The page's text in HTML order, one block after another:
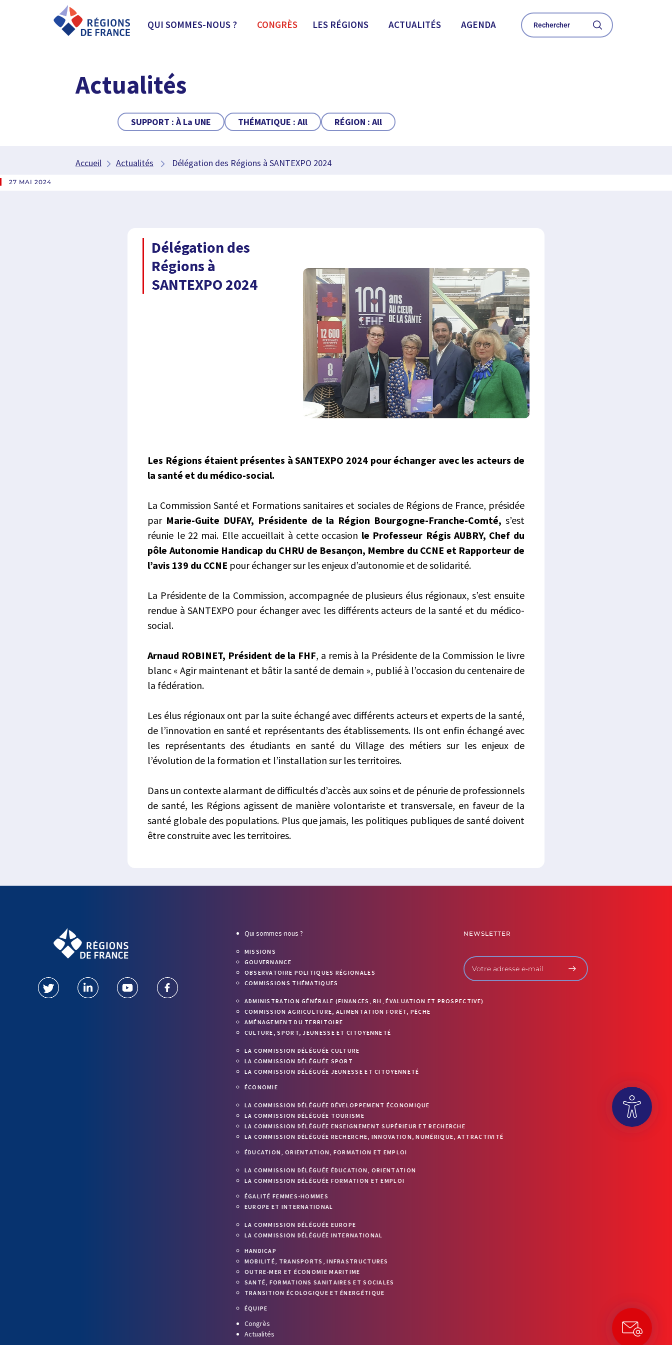
QUI SOMMES-NOUS ? CONGRÈS LES RÉGIONS ACTUALITÉS AGENDA
Actualités
SUPPORT : À La UNE THÉMATIQUE : All RÉGION : All
Accueil Actualités Délégation des Régions à SANTEXPO 2024
27 MAI 2024
Délégation des
Régions à
SANTEXPO 2024
Les Régions étaient présentes à SANTEXPO 2024 pour échanger avec les acteurs de
la santé et du médico-social.
La Commission Santé et Formations sanitaires et sociales de Régions de France, présidée
par Marie-Guite DUFAY, Présidente de la Région Bourgogne-Franche-Comté, s’est
réunie le 22 mai. Elle accueillait à cette occasion le Professeur Régis AUBRY, Chef du
pôle Autonomie Handicap du CHRU de Besançon, Membre du CCNE et Rapporteur de
l’avis 139 du CCNE pour échanger sur les enjeux d’autonomie et de solidarité.
La Présidente de la Commission, accompagnée de plusieurs élus régionaux, s’est ensuite
rendue à SANTEXPO pour échanger avec les différents acteurs de la santé et du médico-
social.
Arnaud ROBINET, Président de la FHF, a remis à la Présidente de la Commission le livre
blanc « Agir maintenant et bâtir la santé de demain », publié à l’occasion du centenaire de
la fédération.
Les élus régionaux ont par la suite échangé avec différents acteurs et experts de la santé,
de l’innovation en santé et représentants des établissements. Ils ont enfin échangé avec
les représentants des étudiants en santé du Village des métiers sur les enjeux de
l’évolution de la formation et l’installation sur les territoires.
Dans un contexte alarmant de difficultés d’accès aux soins et de pénurie de professionnels
de santé, les Régions agissent de manière volontariste et transversale, en faveur de la
santé globale des populations. Plus que jamais, les politiques publiques de santé doivent
être construite avec les territoires.
Qui sommes-nous ?
MISSIONS
GOUVERNANCE
OBSERVATOIRE POLITIQUES RÉGIONALES
COMMISSIONS THÉMATIQUES
ADMINISTRATION GÉNÉRALE (FINANCES, RH, ÉVALUATION ET PROSPECTIVE)
COMMISSION AGRICULTURE, ALIMENTATION FORÊT, PÊCHE
AMÉNAGEMENT DU TERRITOIRE
CULTURE, SPORT, JEUNESSE ET CITOYENNETÉ
LA COMMISSION DÉLÉGUÉE CULTURE
LA COMMISSION DÉLÉGUÉE SPORT
LA COMMISSION DÉLÉGUÉE JEUNESSE ET CITOYENNETÉ
ÉCONOMIE
LA COMMISSION DÉLÉGUÉE DÉVELOPPEMENT ÉCONOMIQUE
LA COMMISSION DÉLÉGUÉE TOURISME
LA COMMISSION DÉLÉGUÉE ENSEIGNEMENT SUPÉRIEUR ET RECHERCHE
LA COMMISSION DÉLÉGUÉE RECHERCHE, INNOVATION, NUMÉRIQUE, ATTRACTIVITÉ
ÉDUCATION, ORIENTATION, FORMATION ET EMPLOI
LA COMMISSION DÉLÉGUÉE ÉDUCATION, ORIENTATION
LA COMMISSION DÉLÉGUÉE FORMATION ET EMPLOI
ÉGALITÉ FEMMES-HOMMES
EUROPE ET INTERNATIONAL
LA COMMISSION DÉLÉGUÉE EUROPE
LA COMMISSION DÉLÉGUÉE INTERNATIONAL
HANDICAP
MOBILITÉ, TRANSPORTS, INFRASTRUCTURES
OUTRE-MER ET ÉCONOMIE MARITIME
SANTÉ, FORMATIONS SANITAIRES ET SOCIALES
TRANSITION ÉCOLOGIQUE ET ÉNERGÉTIQUE
ÉQUIPE
Congrès
Actualités
NEWSLETTER